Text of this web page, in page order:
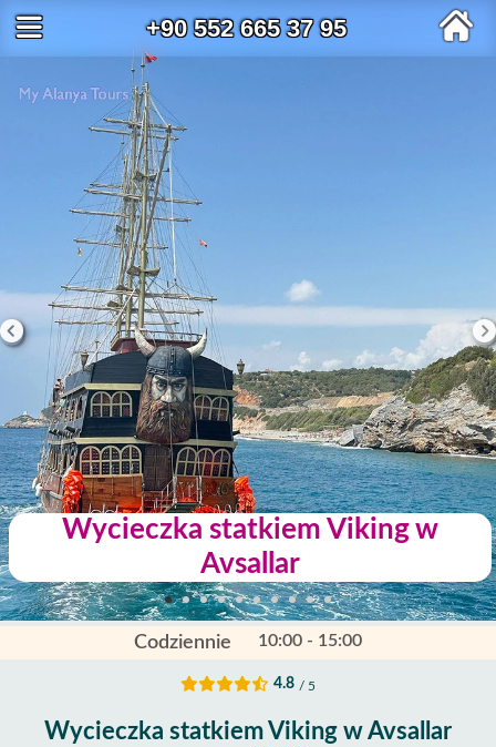
+90 552 665 37 95
Wycieczka statkiem Viking w
Avsallar
Codziennie 10:00 - 15:00
4.8 / 5
Wycieczka statkiem Viking w Avsallar